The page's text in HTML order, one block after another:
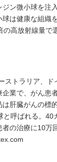
ン微小球を注
は健康な組織
の高放射線量で
ストラリア、ド
業で、がん患
肝臓がんの標
呼ばれる。40
の治療に10万